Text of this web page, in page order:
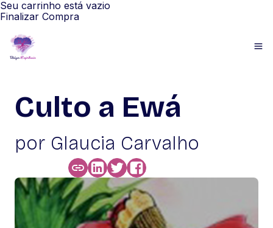
Seu carrinho está vazio
Finalizar Compra
Culto a Ewá
por Glaucia Carvalho